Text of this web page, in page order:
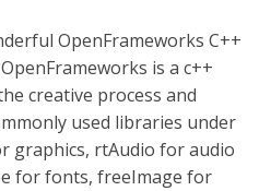
OpenFrameworks C++
is a c++
creative process and
used libraries under
graphics, rtAudio for audio
for fonts, freeImage for